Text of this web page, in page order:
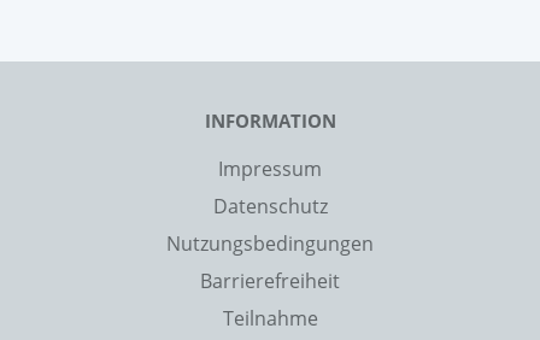
INFORMATION
Impressum
Datenschutz
Nutzungsbedingungen
Barrierefreiheit
Teilnahme